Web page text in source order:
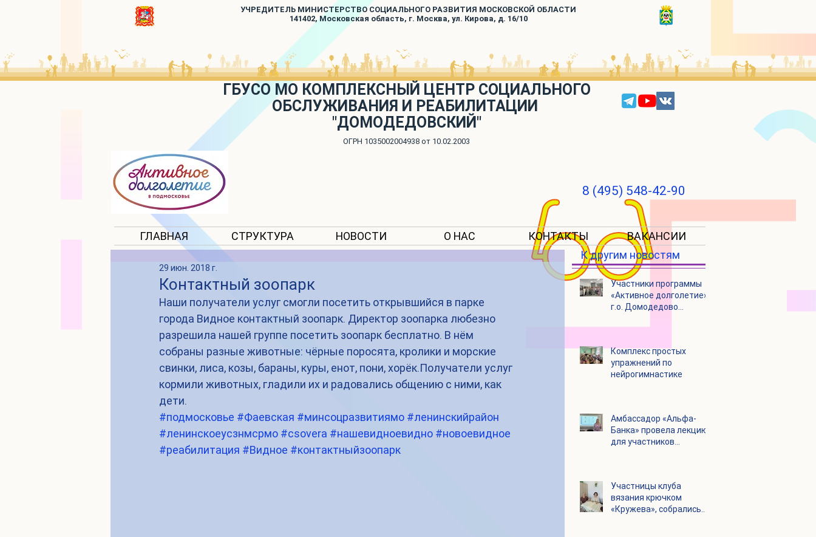
УЧРЕДИТЕЛЬ МИНИСТЕРСТВО СОЦИАЛЬНОГО РАЗВИТИЯ МОСКОВСКОЙ ОБЛАСТИ
141402, Московская область, г. Москва, ул. Кирова, д. 16/10
ГБУСО МО КОМПЛЕКСНЫЙ ЦЕНТР СОЦИАЛЬНОГО
ОБСЛУЖИВАНИЯ И РЕАБИЛИТАЦИИ
"ДОМОДЕДОВСКИЙ"
ОГРН 1035002004938 от 10.02.2003
8 (495) 548-42-90
ГЛАВНАЯ СТРУКТУРА НОВОСТИ О НАС КОНТАКТЫ ВАКАНСИИ
Контактный зоопарк
29 июн. 2018 г.
Наши получатели услуг смогли посетить открывшийся в парке
города Видное контактный зоопарк. Директор зоопарка любезно
разрешила нашей группе посетить зоопарк бесплатно. В нём
собраны разные животные: чёрные поросята, кролики и морские
свинки, лиса, козы, бараны, куры, енот, пони, хорёк.Получатели услуг
кормили животных, гладили их и радовались общению с ними, как
дети.
#подмосковье #Фаевская #минсоцразвитиямо #ленинскийрайон
#ленинскоеусзнмсрмо #csovera #нашевидноевидно #новоевидное
#реабилитация #Видное #контактныйзоопарк
К другим новостям
Участники программы
«Активное долголетие»
г.о. Домодедово
городской округ
Комплекс простых
упражнений по
нейрогимнастике
Амбассадор «Альфа-
Банка» провела лекцию
для участников
Участницы клуба
вязания крючком
«Кружева», собрались